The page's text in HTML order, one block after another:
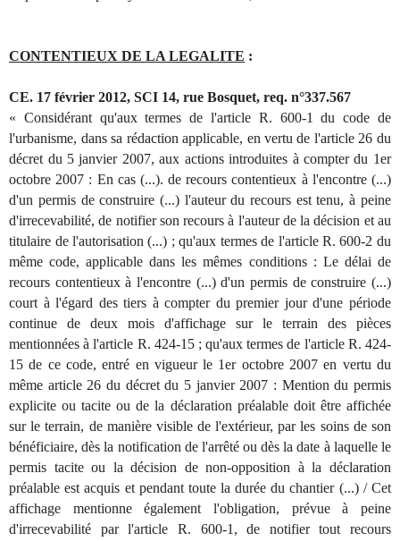
CONTENTIEUX DE LA LEGALITE :
CE. 17 février 2012, SCI 14, rue Bosquet, req. n°337.567
« Considérant qu'aux termes de l'article R. 600-1 du code de
l'urbanisme, dans sa rédaction applicable, en vertu de l'article 26 du
décret du 5 janvier 2007, aux actions introduites à compter du 1er
octobre 2007 : En cas (...). de recours contentieux à l'encontre (...)
d'un permis de construire (...) l'auteur du recours est tenu, à peine
d'irrecevabilité, de notifier son recours à l'auteur de la décision et au
titulaire de l'autorisation (...) ; qu'aux termes de l'article R. 600-2 du
même code, applicable dans les mêmes conditions : Le délai de
recours contentieux à l'encontre (...) d'un permis de construire (...)
court à l'égard des tiers à compter du premier jour d'une période
continue de deux mois d'affichage sur le terrain des pièces
mentionnées à l'article R. 424-15 ; qu'aux termes de l'article R. 424-
15 de ce code, entré en vigueur le 1er octobre 2007 en vertu du
même article 26 du décret du 5 janvier 2007 : Mention du permis
explicite ou tacite ou de la déclaration préalable doit être affichée
sur le terrain, de manière visible de l'extérieur, par les soins de son
bénéficiaire, dès la notification de l'arrêté ou dès la date à laquelle le
permis tacite ou la décision de non-opposition à la déclaration
préalable est acquis et pendant toute la durée du chantier (...) / Cet
affichage mentionne également l'obligation, prévue à peine
d'irrecevabilité par l'article R. 600-1, de notifier tout recours